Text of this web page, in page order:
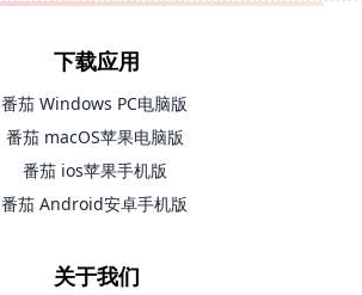
下载应用
番茄 Windows PC电脑版
番茄 macOS苹果电脑版
番茄 ios苹果手机版
番茄 Android安卓手机版
关于我们